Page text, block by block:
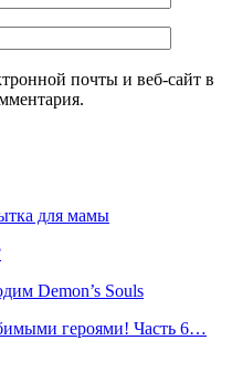
почты и веб-сайт в
для мамы
Demon’s Souls
героями! Часть 6…